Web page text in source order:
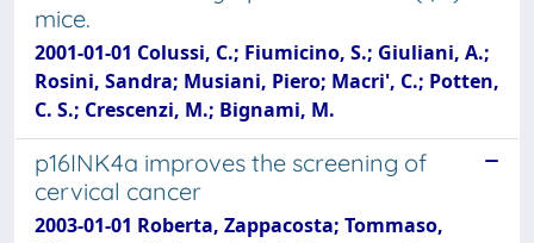
mice.
2001-01-01 Colussi, C.; Fiumicino, S.; Giuliani, A.;
Rosini, Sandra; Musiani, Piero; Macri', C.; Potten,
C. S.; Crescenzi, M.; Bignami, M.
p16INK4a improves the screening of
cervical cancer
2003-01-01 Roberta, Zappacosta; Tommaso,